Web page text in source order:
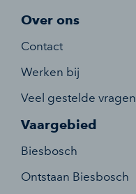
Over ons
Contact
Werken bij
Veel gestelde vragen
Vaargebied
Biesbosch
Ontstaan Biesbosch